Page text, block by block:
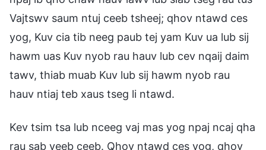
Vajtswv saum ntuj ceeb tsheej; qhov ntawd ces
yog, Kuv cia tib neeg paub tej yam Kuv ua lub sij
hawm uas Kuv nyob rau hauv lub cev nqaij daim
tawv, thiab muab Kuv lub sij hawm nyob rau
hauv ntiaj teb xaus tseg li ntawd.
Kev tsim tsa lub nceeg vaj mas yog npaj ncaj qha
rau sab yeeb ceeb. Qhov ntawd ces yog, qhov